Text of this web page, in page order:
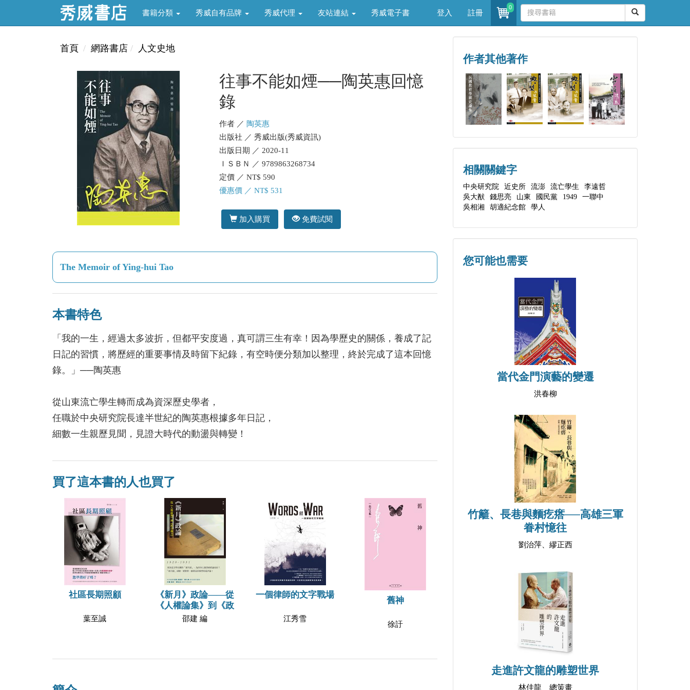
書籍分類 秀威自有品牌 秀威代理 友站連結 秀威電子書 登入 註冊
0
首頁 網路書店 人文史地
往事不能如煙──陶英惠回憶
錄
作者 ／ 陶英惠
出版社 ／ 秀威出版(秀威資訊)
出版日期 ／ 2020-11
ＩＳＢＮ ／ 9789863268734
定價 ／ NT$ 590
優惠價 ／ NT$ 531
加入購買 免費試閱
The Memoir of Ying-hui Tao
本書特色
「我的一生，經過太多波折，但都平安度過，真可謂三生有幸！因為學歷史的關係，養成了記
日記的習慣，將歷經的重要事情及時留下紀錄，有空時便分類加以整理，終於完成了這本回憶
錄。」──陶英惠
從山東流亡學生轉而成為資深歷史學者，
任職於中央研究院長達半世紀的陶英惠根據多年日記，
細數一生親歷見聞，見證大時代的動盪與轉變！
買了這本書的人也買了
社區長期照顧
葉至誠
《新月》政論——從
《人權論集》到《政
邵建 編
一個律師的文字戰場
江秀雪
舊神
徐訏
作者其他著作
相關關鍵字
中央研究院 近史所 流澎 流亡學生
李遠哲
吳大猷
錢思亮 山東 國民黨 1949
一聯中
吳相湘
胡適紀念館 學人
您可能也需要
當代金門演藝的變遷
洪春柳
竹籬、長巷與麵疙瘩──高雄三軍
眷村憶往
劉治萍、繆正西
走進許文龍的雕塑世界
林佳龍 總策畫